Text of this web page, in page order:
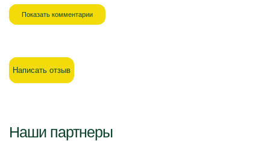
Показать комментарии
Написать отзыв
Наши партнеры